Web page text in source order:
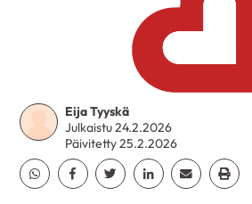
Eija Tyyskä
Julkaistu 24.2.2026
Päivitetty 25.2.2026
Jaa Whatsapp
Jaa Facebook
Jaa TwitterJaa Linkedin
Jaa EmailJaa Print